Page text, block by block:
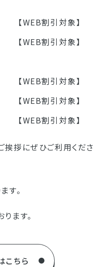
【WEB割引対象】
【WEB割引対象】
【WEB割引対象】
【WEB割引対象】
【WEB割引対象】
挨拶にぜひご利用くださ
す。
ます。
こちら